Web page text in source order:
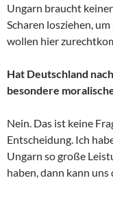
Ungarn braucht
Scharen losziehen,
wollen hier
Hat Deutschland
besondere
Nein. Das ist keine
Entscheidung. Ich
Ungarn so große
haben, dann kann